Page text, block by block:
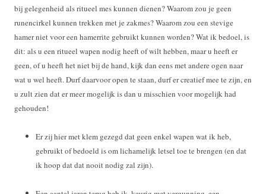
bij gelegenheid als ritueel mes kunnen dienen? Waarom zou je geen
runencirkel kunnen trekken met je zakmes? Waarom zou een stevige
hamer niet voor een hamerrite gebruikt kunnen worden? Wat ik bedoel, is
dit: als u een ritueel wapen nodig heeft of wilt hebben, maar u heeft er
geen, of u heeft het niet bij de hand, kijk dan eens met andere ogen naar
wat u wel heeft. Durf daarvoor open te staan, durf er creatief mee te zijn, en
u zult zien dat er meer mogelijk is dan u misschien voor mogelijk had
gehouden!
Er zij hier met klem gezegd dat geen enkel wapen wat ik heb,
gebruikt of bedoeld is om lichamelijk letsel toe te brengen (en dat
ik hoop dat dat nooit nodig zal zijn).